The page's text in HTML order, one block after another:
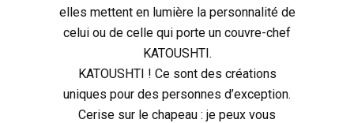
elles mettent en lumière la personnalité de
celui ou de celle qui porte un couvre-chef
KATOUSHTI.
KATOUSHTI ! Ce sont des créations
uniques pour des personnes d’exception.
Cerise sur le chapeau : je peux vous